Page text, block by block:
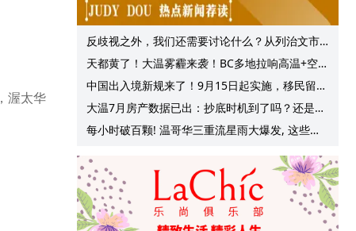
渥太华
反歧视之外，我们还需要讨论什么？从列治文市
议会一项动议谈起
天都黄了！大温雾霾来袭！BC多地拉响高温+空气
质量预警 最高可达35°C！
中国出入境新规来了！9月15日起实施，移民留学
中介迎来最强监管！
大温7月房产数据已出：抄底时机到了吗？还是再
等等？他们这么建议的
每小时破百颗! 温哥华三重流星雨大爆发, 这些最